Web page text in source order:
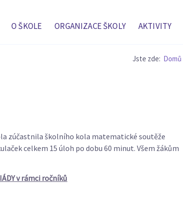
O ŠKOLE ORGANIZACE ŠKOLY AKTIVITY
Jste zde: Domů
zúčastnila školního kola matematické soutěže
celkem 15 úloh po dobu 60 minut. Všem žákům
v rámci ročníků